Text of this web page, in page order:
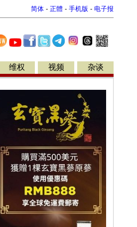
简体 - 正體 - 手机版 - 电子报
维权 视频 杂谈